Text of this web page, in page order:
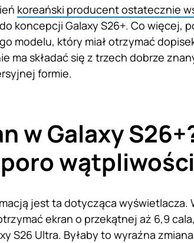
koreański producent ostatecznie
koncepcji Galaxy S26+. Co więcej,
modelu, który miał otrzymać
ma składać się z trzech dobrze
formie.
w Galaxy
wątpliwości
jest ta dotycząca wyświetlacza.
ekran o przekątnej aż 6,9
S26 Ultra. Byłaby to wyraźna